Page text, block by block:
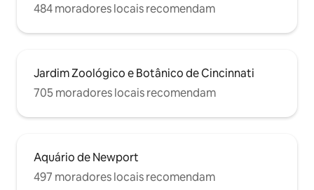
484 moradores locais recomendam
Jardim Zoológico e Botânico de Cincinnati
705 moradores locais recomendam
Aquário de Newport
497 moradores locais recomendam